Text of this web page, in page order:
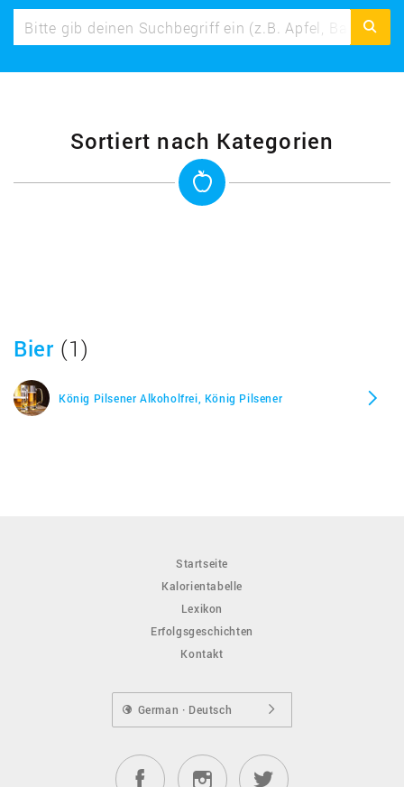
Sortiert nach Kategorien
Bier (1)
König Pilsener Alkoholfrei, König Pilsener
Startseite
Kalorientabelle
Lexikon
Erfolgsgeschichten
Kontakt
German · Deutsch